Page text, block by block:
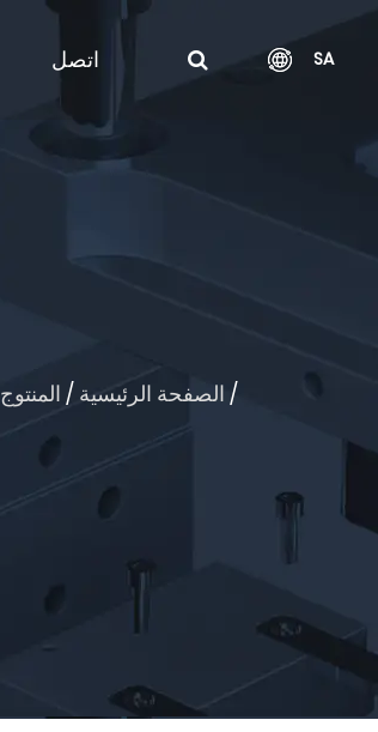
اتصل SA
الصفحة الرئيسية / المنتوج /